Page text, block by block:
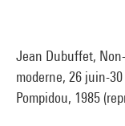
Jean Dubuffet,
moderne, 26 juin-
Pompidou, 1985